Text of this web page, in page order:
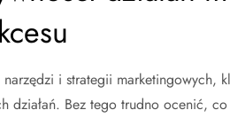
i strategii marketingowych,
działań. Bez tego trudno ocenić,